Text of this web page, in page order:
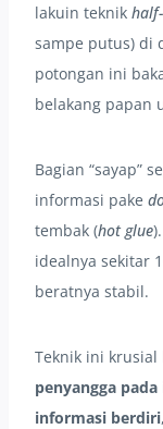
lakuin teknik
sampe putus) di
potongan ini
belakang papan
Bagian “sayap”
informasi pake
tembak (hot glue
idealnya sekitar
beratnya stabil.
Teknik ini
penyangga
informasi berdiri